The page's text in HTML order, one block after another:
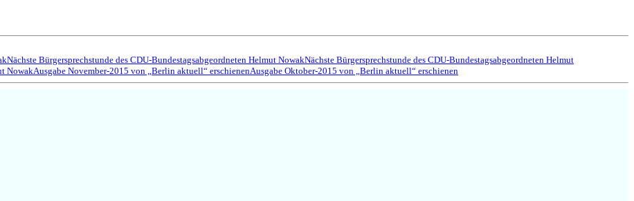
Nächste Bürgersprechstunde des CDU-Bundestagsabgeordneten Helmut NowakNächste Bürgersprechstunde des CDU-Bundestagsabgeordneten Helmut
NowakAusgabe November-2015 von „Berlin aktuell“ erschienenAusgabe Oktober-2015 von „Berlin aktuell“ erschienen